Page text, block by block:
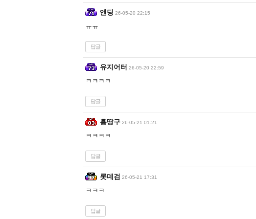
앤딩 26-05-20 22:15
ㅠㅠ
답글
유지어터 26-05-20 22:59
ㅋㅋㅋㅋ
답글
홍땅구 26-05-21 01:21
ㅋㅋㅋㅋ
답글
롯데검 26-05-21 17:31
ㅋㅋㅋ
답글